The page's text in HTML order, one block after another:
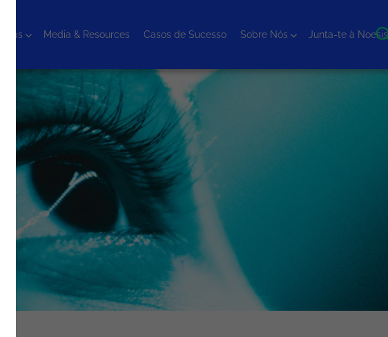
Media & Resources Casos de Sucesso Sobre Nós Junta-te à Noesis